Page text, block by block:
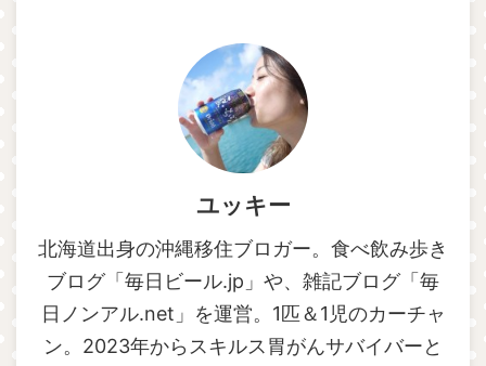
ユッキー
北海道出身の沖縄移住ブロガー。食べ飲み歩き
ブログ「毎日ビール.jp」や、雑記ブログ「毎
日ノンアル.net」を運営。1匹＆1児のカーチャ
ン。2023年からスキルス胃がんサバイバーと